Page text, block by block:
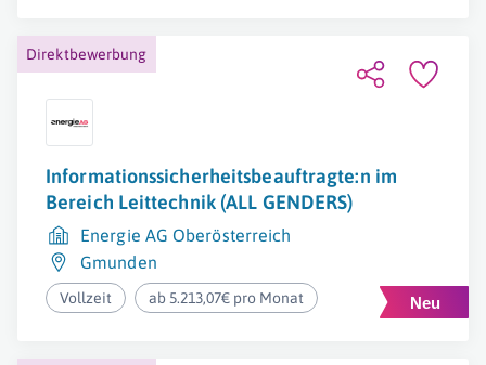
Direktbewerbung
Informationssicherheitsbeauftragte:n im
Bereich Leittechnik (ALL GENDERS)
Energie AG Oberösterreich
Gmunden
Vollzeit ab 5.213,07€ pro Monat